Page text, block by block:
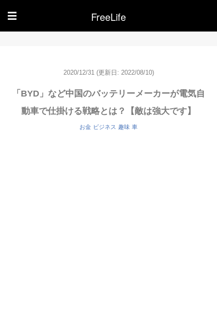
☰ FreeLife
2020/12/31 (更新日: 2022/08/10)
「BYD」など中国のバッテリーメーカーが電気自
動車で仕掛ける戦略とは？【敵は強大です】
お金 ビジネス 趣味 車